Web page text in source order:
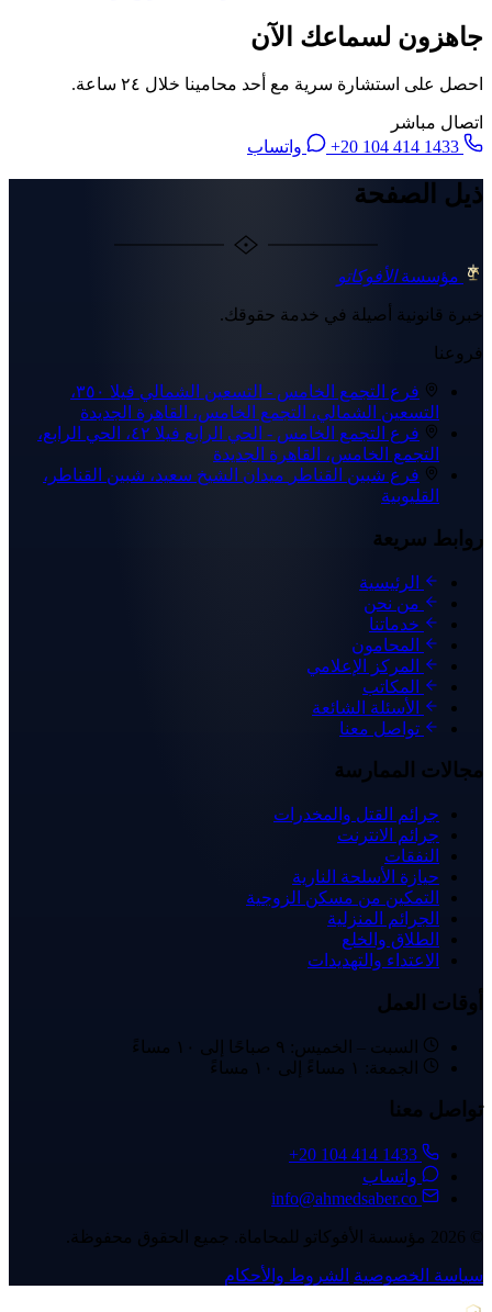
جاهزون لسماعك الآن
احصل على استشارة سرية مع أحد محامينا خلال ٢٤ ساعة.
اتصال مباشر
+20 104 414 1433
واتساب
ذيل الصفحة
مؤسسةالأفوكاتو
خبرة قانونية أصيلة في خدمة حقوقك.
فروعنا
فرع التجمع الخامس - التسعين الشمالي
فيلا ٣٥٠،
التسعين الشمالي، التجمع الخامس، القاهرة الجديدة
فرع التجمع الخامس - الحي الرابع
فيلا ٤٢، الحي الرابع،
التجمع الخامس، القاهرة الجديدة
فرع شبين القناطر ميدان الشيخ سعيد، شبين القناطر،
القليوبية
روابط سريعة
الرئيسية
من نحن
خدماتنا
المحامون
المركز الإعلامي
المكاتب
الأسئلة الشائعة
تواصل معنا
مجالات الممارسة
جرائم القتل والمخدرات
جرائم الانترنت
النفقات
حيازة الأسلحة النارية
التمكين من مسكن الزوجية
الجرائم المنزلية
الطلاق والخلع
الاعتداء والتهديدات
أوقات العمل
السبت – الخميس: ٩ صباحًا إلى ١٠ مساءً
الجمعة: ١ مساءً إلى ١٠ مساءً
تواصل معنا
+20 104 414 1433
واتساب
info@ahmedsaber.co
© 2026 مؤسسة الأفوكاتو للمحاماة. جميع الحقوق محفوظة.
سياسة الخصوصية الشروط والأحكام